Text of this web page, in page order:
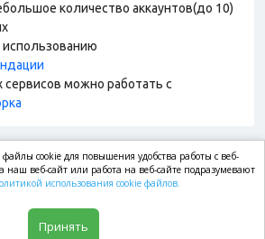
количество аккаунтов(до 10)
сервисов можно работать с
файлы cookie для повышения удобства работы с веб-
наш веб-сайт или работа на веб-сайте подразумевают
использования cookie файлов.
Принять